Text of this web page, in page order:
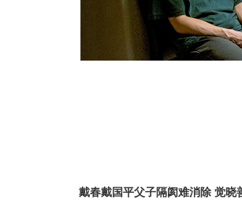
戴春戴国平父子隔阂难消除 觉晓